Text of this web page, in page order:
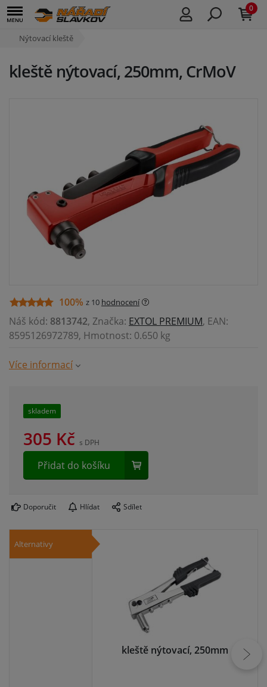
0
Nýtovací kleště
kleště nýtovací, 250mm, CrMoV
100% z 10 hodnocení
Náš kód: 8813742, Značka: EXTOL PREMIUM, EAN:
8595126972789, Hmotnost: 0.650 kg
Více informací
skladem
305 Kč s DPH
Přidat do košíku
Doporučit Hlídat Sdílet
Alternativy
kleště nýtovací, 250mm